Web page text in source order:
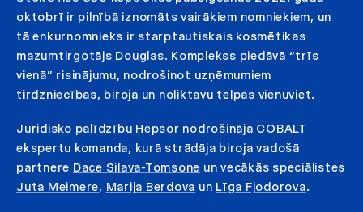
oktobrī ir pilnībā iznomāts vairākiem nomniekiem, un
tā enkurnomnieks ir starptautiskais kosmētikas
mazumtirgotājs Douglas. Komplekss piedāvā “trīs
vienā” risinājumu, nodrošinot uzņēmumiem
tirdzniecības, biroja un noliktavu telpas vienuviet.
Juridisko palīdzību Hepsor nodrošināja COBALT
ekspertu komanda, kurā strādāja biroja vadošā
partnere Dace Silava-Tomsone un vecākās speciālistes
Juta Meimere, Marija Berdova un Līga Fjodorova.